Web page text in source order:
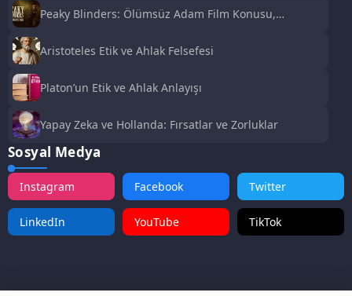
Peaky Blinders: Ölümsüz Adam Film Konusu,
Aristoteles Etik ve Ahlak Felsefesi
Platon’un Etik ve Ahlak Anlayışı
Yapay Zeka ve Hollanda: Fırsatlar ve Zorluklar
Sosyal Medya
Instagram Facebook Twitter
LinkedIn YouTube TikTok